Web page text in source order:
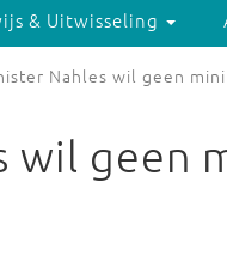
& Uitwisseling
Nahles wil geen
wil geen